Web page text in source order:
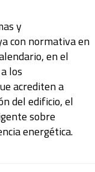
y
con normativa en
en el
los
acrediten a
del edificio, el
sobre
energética.